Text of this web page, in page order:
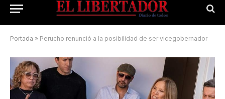
Portada » Perucho renunció a la posibilidad de ser vicegobernador